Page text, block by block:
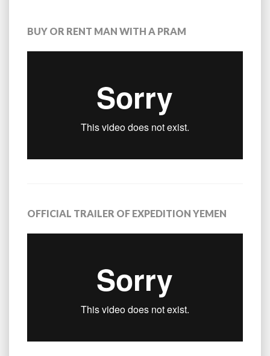
BUY OR RENT MAN WITH A PRAM
OFFICIAL TRAILER OF EXPEDITION YEMEN